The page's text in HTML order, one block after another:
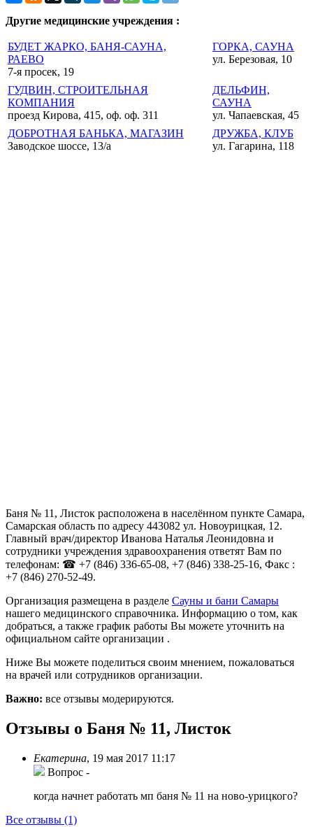
Другие медицинские учреждения :
БУДЕТ ЖАРКО, БАНЯ-САУНА,
РАЕВО
7-я просек, 19
ГОРКА, САУНА
ул. Березовая, 10
ГУДВИН, СТРОИТЕЛЬНАЯ
КОМПАНИЯ
проезд Кирова, 415, оф. оф. 311
ДЕЛЬФИН,
САУНА
ул. Чапаевская, 45
ДОБРОТНАЯ БАНЬКА, МАГАЗИН
Заводское шоссе, 13/а
ДРУЖБА, КЛУБ
ул. Гагарина, 118
Баня № 11, Листок расположена в населённом пункте Самара,
Самарская область по адресу 443082 ул. Новоурицкая, 12.
Главный врач/директор Иванова Наталья Леонидовна и
сотрудники учреждения здравоохранения ответят Вам по
телефонам: ☎ +7 (846) 336-65-08, +7 (846) 338-25-16, Факс :
+7 (846) 270-52-49.
Организация размещена в разделе Сауны и бани Самары
нашего медицинского справочника. Информацию о том, как
добраться, а также график работы Вы можете уточнить на
официальном сайте организации .
Ниже Вы можете поделиться своим мнением, пожаловаться
на врачей или сотрудников организации.
Важно: все отзывы модерируются.
Отзывы о Баня № 11, Листок
Екатерина, 19 мая 2017 11:17
Вопрос -
когда начнет работать мп баня № 11 на ново-урицкого?
Все отзывы (1)